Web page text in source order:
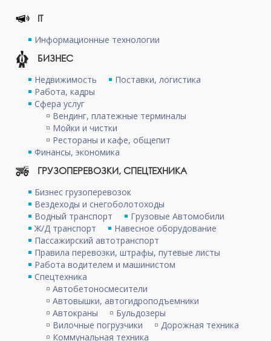
IT
Информационные технологии
БИЗНЕС
Недвижимость
Поставки, логистика
Работа, кадры
Сфера услуг
Вендинг, платежные терминалы
Мойки и чистки
Рестораны и кафе, общепит
Финансы, экономика
ГРУЗОПЕРЕВОЗКИ, СПЕЦТЕХНИКА
Бизнес грузоперевозок
Вездеходы и снегоболотоходы
Водный транспорт
Грузовые Автомобили
Ж/Д транспорт
Навесное оборудование
Пассажирский автотранспорт
Правила перевозки, штрафы, путевые листы
Работа водителем и машинистом
Спецтехника
Автобетоносмесители
Автовышки, автогидроподъемники
Автокраны
Бульдозеры
Вилочные погрузчики
Дорожная техника
Коммунальная техника